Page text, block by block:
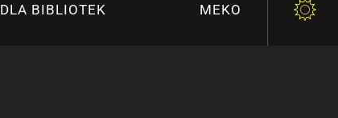
DLA BIBLIOTEK MEKO